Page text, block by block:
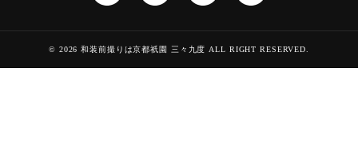
© 2026 和装前撮りは京都祇園 三々九度 ALL RIGHT RESERVED.